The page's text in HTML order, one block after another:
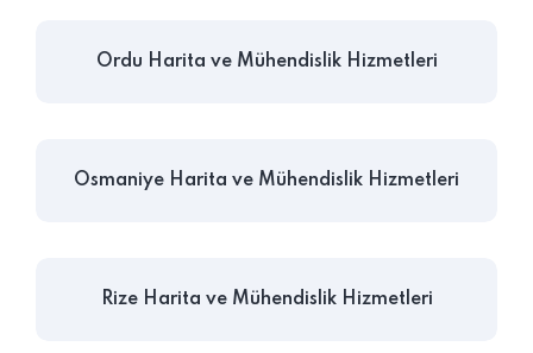
Ordu Harita ve Mühendislik Hizmetleri
Osmaniye Harita ve Mühendislik Hizmetleri
Rize Harita ve Mühendislik Hizmetleri